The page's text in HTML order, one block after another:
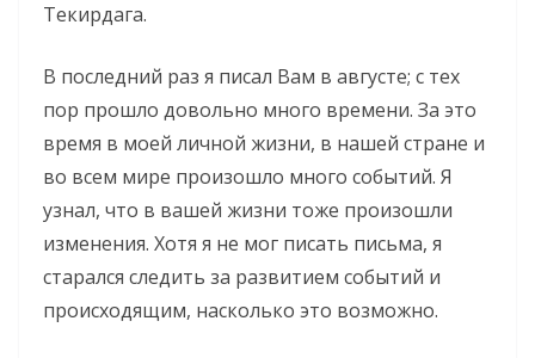
Текирдага.
В последний раз я писал Вам в августе; с тех
пор прошло довольно много времени. За это
время в моей личной жизни, в нашей стране и
во всем мире произошло много событий. Я
узнал, что в вашей жизни тоже произошли
изменения. Хотя я не мог писать письма, я
старался следить за развитием событий и
происходящим, насколько это возможно.